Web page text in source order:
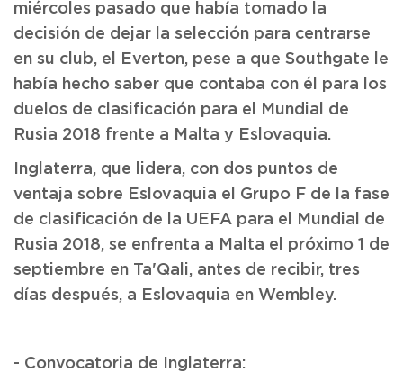
miércoles pasado que había tomado la
decisión de dejar la selección para centrarse
en su club, el Everton, pese a que Southgate le
había hecho saber que contaba con él para los
duelos de clasificación para el Mundial de
Rusia 2018 frente a Malta y Eslovaquia.
Inglaterra, que lidera, con dos puntos de
ventaja sobre Eslovaquia el Grupo F de la fase
de clasificación de la UEFA para el Mundial de
Rusia 2018, se enfrenta a Malta el próximo 1 de
septiembre en Ta'Qali, antes de recibir, tres
días después, a Eslovaquia en Wembley.
- Convocatoria de Inglaterra: